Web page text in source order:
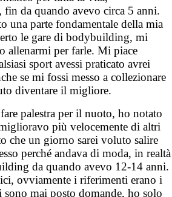
da quando avevo circa 5 anni.
una parte fondamentale della mia
le gare di bodybuilding, mi
allenarmi per farle. Mi piace
sport avessi praticato avrei
se mi fossi messo a collezionare
diventare il migliore.
palestra per il nuoto, ho notato
più velocemente di altri
che un giorno sarei voluto salire
perché andava di moda, in realtà
da quando avevo 12-14 anni.
ovviamente i riferimenti erano i
mai posto domande, ho solo